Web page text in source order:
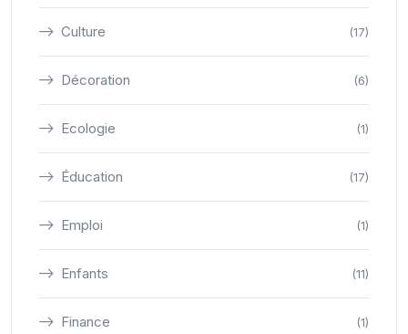
Culture (17)
Décoration (6)
Ecologie (1)
Éducation (17)
Emploi (1)
Enfants (11)
Finance (1)